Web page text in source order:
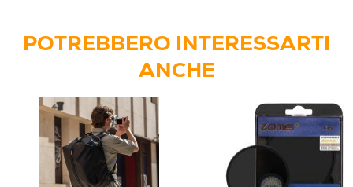
POTREBBERO INTERESSARTI
ANCHE